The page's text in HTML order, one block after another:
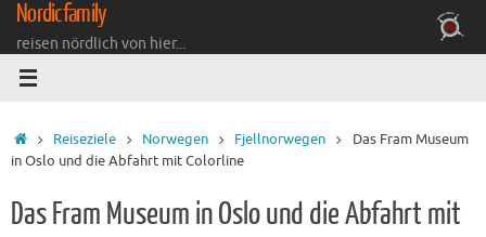
Zum
Inhalt
springen
Nordicfamily
reisen nördlich von hier...
Startseite
Reiseziele Norwegen Fjellnorwegen
Das Fram Museum
in Oslo und die Abfahrt mit Colorline
Das Fram Museum in Oslo und die Abfahrt mit